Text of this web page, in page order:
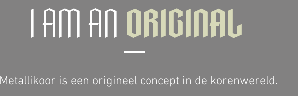
I AM AN ORIGINAL
Metallikoor is een origineel concept in de korenwereld.